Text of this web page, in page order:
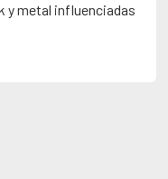
y metal influenciadas